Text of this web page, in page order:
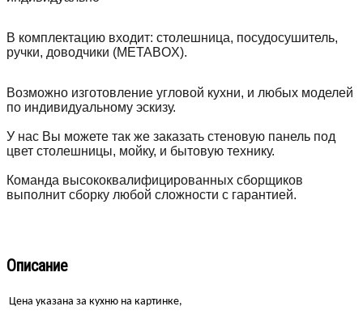
В комплектацию входит: столешница, посудосушитель,
ручки, доводчики (METABOX).
Возможно изготовление угловой кухни, и любых моделей
по индивидуальному эскизу.
У нас Вы можете так же заказать стеновую панель под
цвет столешницы, мойку, и бытовую технику.
Команда высококвалифицированных сборщиков
выполнит сборку любой сложности с гарантией.
Описание
Цена указана за кухню на картинке,